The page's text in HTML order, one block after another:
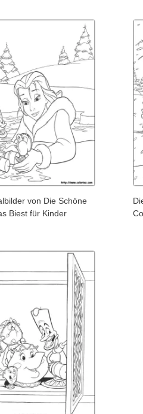
von Die Schöne
Biest für Kinder